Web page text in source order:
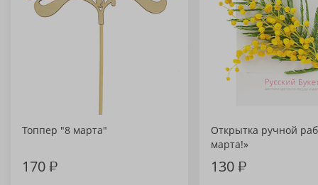
Топпер "8 марта"
170₽
Открытка ручной
марта!»
130₽